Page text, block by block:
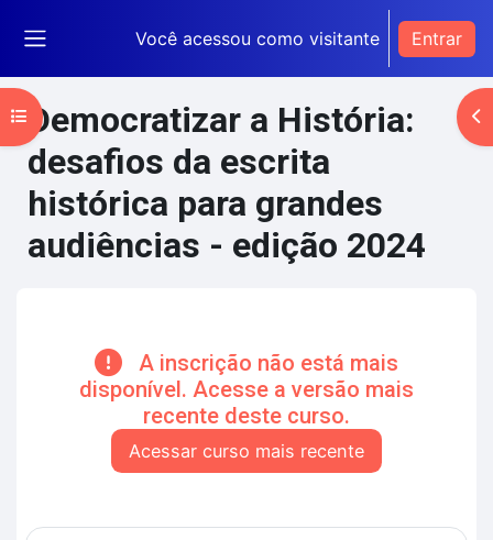
Você acessou como visitante Entrar
Democratizar a História:
desafios da escrita
histórica para grandes
audiências - edição 2024
A inscrição não está mais
disponível. Acesse a versão mais
recente deste curso.
Acessar curso mais recente
Abrir índice do curso